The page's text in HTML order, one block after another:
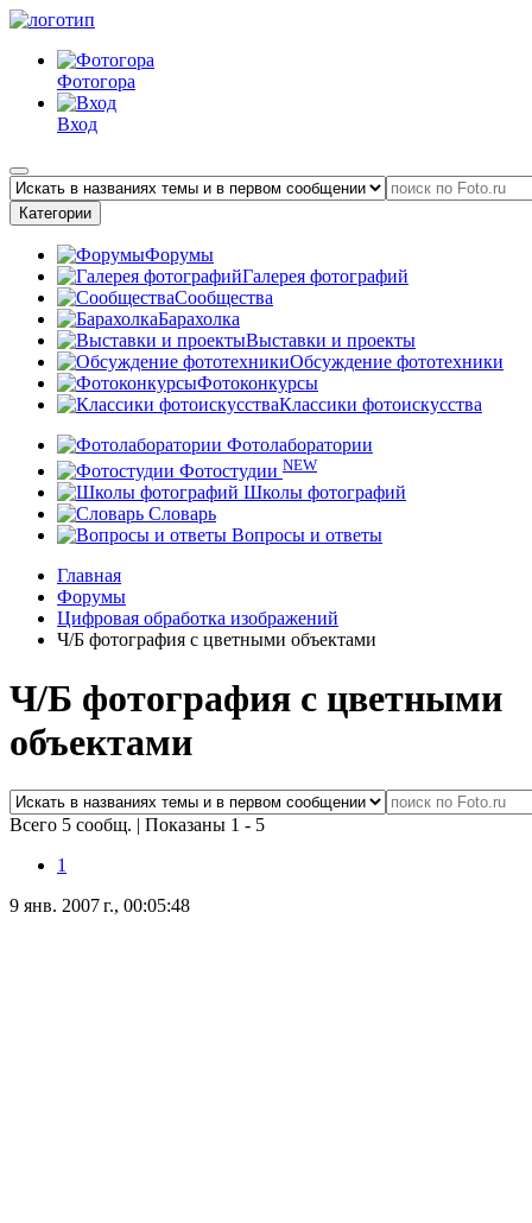
Фотогора
Вход
Категории
Форумы
Галерея фотографий
Сообщества
Барахолка
Выставки и проекты
Обсуждение фототехники
Фотоконкурсы
Классики фотоискусства
Фотолаборатории
Фотостудии NEW
Школы фотографий
Словарь
Вопросы и ответы
Главная
Форумы
Цифровая обработка изображений
Ч/Б фотография с цветными объектами
Ч/Б фотография с цветными
объектами
Всего 5 сообщ. | Показаны 1 - 5
1
9 янв. 2007 г., 00:05:48